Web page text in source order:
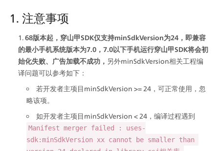
1. 注意事项
68版本起，穿山甲SDK仅支持minSdkVersion为24，即兼容
的最小手机系统版本为7.0，7.0以下手机运行穿山甲SDK将会初
始化失败、广告加载不成功， 另外minSdkVersion相关工程编
译问题可以参考如下：
若开发者主项目minSdkVersion >= 24，可正常使用，忽
略该项。
Manifest merger failed : uses-
sdk:minSdkVersion xx cannot be smaller than